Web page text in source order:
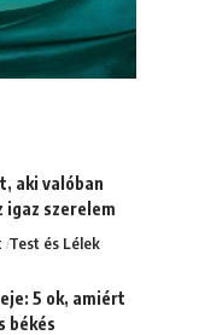
aki valóban
igaz szerelem
Test és Lélek
5 ok, amiért
békés